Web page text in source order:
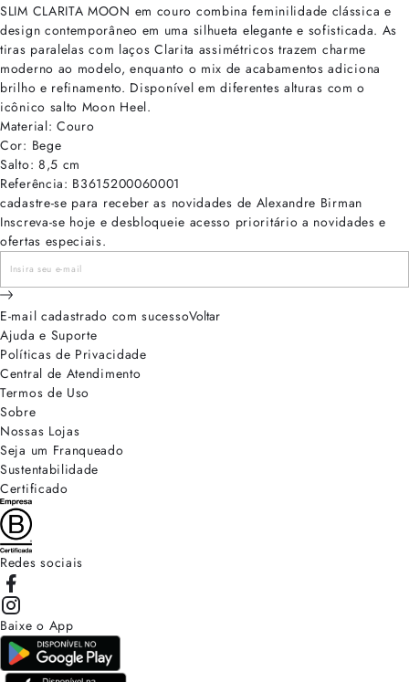
SLIM CLARITA MOON em couro combina feminilidade clássica e
design contemporâneo em uma silhueta elegante e sofisticada. As
tiras paralelas com laços Clarita assimétricos trazem charme
moderno ao modelo, enquanto o mix de acabamentos adiciona
brilho e refinamento. Disponível em diferentes alturas com o
icônico salto Moon Heel.
Material: Couro
Cor: Bege
Salto: 8,5 cm
Referência: B3615200060001
cadastre-se para receber as novidades de Alexandre Birman
Inscreva-se hoje e desbloqueie acesso prioritário a novidades e
ofertas especiais.
E-mail cadastrado com sucessoVoltar
Ajuda e Suporte
Políticas de Privacidade
Central de Atendimento
Termos de Uso
Sobre
Nossas Lojas
Seja um Franqueado
Sustentabilidade
Certificado
Redes sociais
Baixe o App